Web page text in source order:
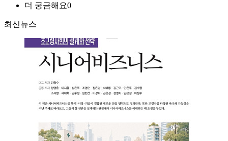
더 궁금해요0
최신뉴스